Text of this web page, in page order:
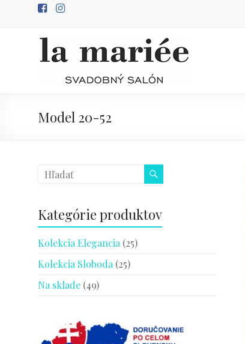
Predaj
svadobných
svadobný
Model 20-52
Kategórie produktov
Kolekcia Elegancia (25)
Kolekcia Sloboda (25)
Na sklade (49)